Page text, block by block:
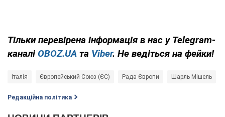
Тільки перевірена інформація в нас у Telegram-
каналі OBOZ.UA та Viber. Не ведіться на фейки!
Італія Європейський Союз (ЄС) Рада Європи Шарль Мішель
Редакційна політика